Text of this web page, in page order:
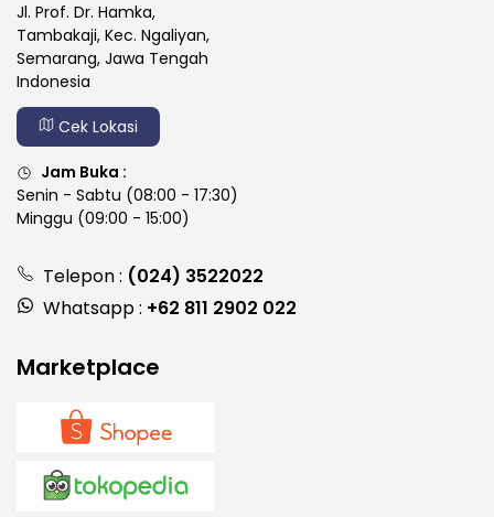
Jl. Prof. Dr. Hamka,
Tambakaji, Kec. Ngaliyan,
Semarang, Jawa Tengah
Indonesia
Cek Lokasi
Jam Buka :
Senin - Sabtu (08:00 - 17:30)
Minggu (09:00 - 15:00)
Telepon : (024) 3522022
Whatsapp : +62 811 2902 022
Marketplace